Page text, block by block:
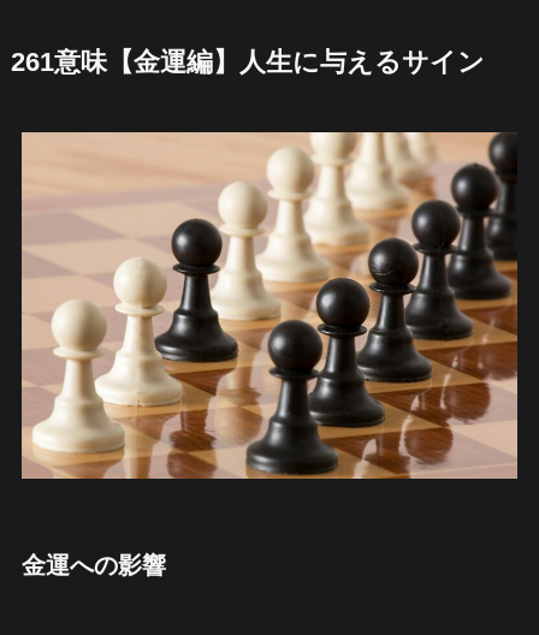
261意味【金運編】人生に与えるサイン
金運への影響